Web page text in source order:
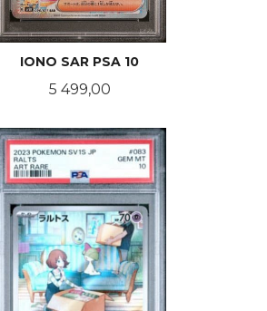
IONO SAR PSA 10
Pris
5 499,00
KJØP